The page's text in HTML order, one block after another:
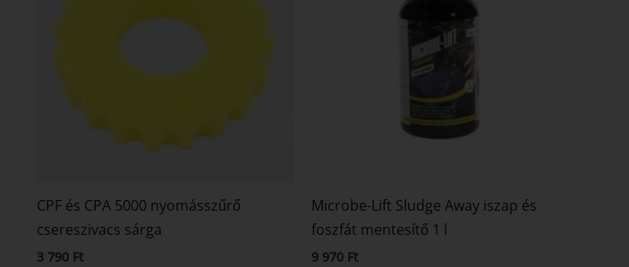
CPF és CPA 5000 nyomásszűrő
csereszivacs sárga
3 790 Ft
Microbe-Lift Sludge Away iszap és
foszfát mentesítő 1 l
9 970 Ft